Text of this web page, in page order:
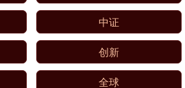
中证
创新
全球